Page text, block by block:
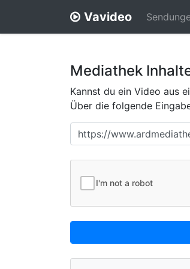
Vavideo
Mediathek
Kannst du ein Video aus
Über die folgende